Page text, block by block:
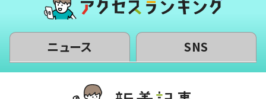
ニュース SNS